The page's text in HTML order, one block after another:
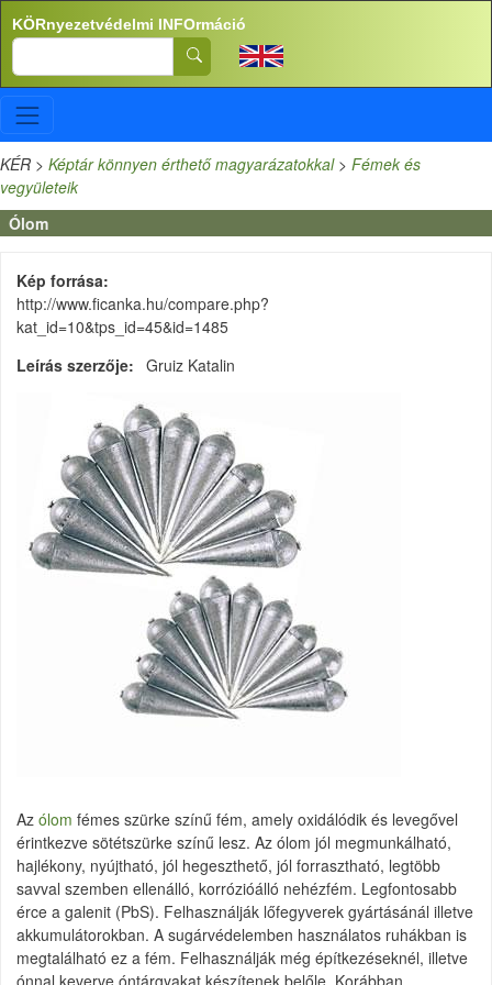
Ugrás a tartalomra
KÖRnyezetvédelmi INFOrmáció
Search
KÉR > Képtár könnyen érthető magyarázatokkal> Fémek és
vegyületeik
Ólom
Kép forrása
http://www.ficanka.hu/compare.php?
kat_id=10&tps_id=45&id=1485
Leírás szerzője
Gruiz Katalin
Az ólom fémes szürke színű fém, amely oxidálódik és levegővel
érintkezve sötétszürke színű lesz. Az ólom jól megmunkálható,
hajlékony, nyújtható, jól hegeszthető, jól forrasztható, legtöbb
savval szemben ellenálló, korrózióálló nehézfém. Legfontosabb
érce a galenit (PbS). Felhasználják lőfegyverek gyártásánál illetve
akkumulátorokban. A sugárvédelemben használatos ruhákban is
megtalálható ez a fém. Felhasználják még építkezéseknél, illetve
ónnal keverve óntárgyakat készítenek belőle. Korábban